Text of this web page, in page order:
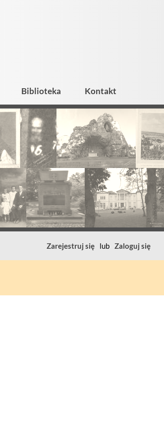
Biblioteka Kontakt
Zarejestruj się lub Zaloguj się